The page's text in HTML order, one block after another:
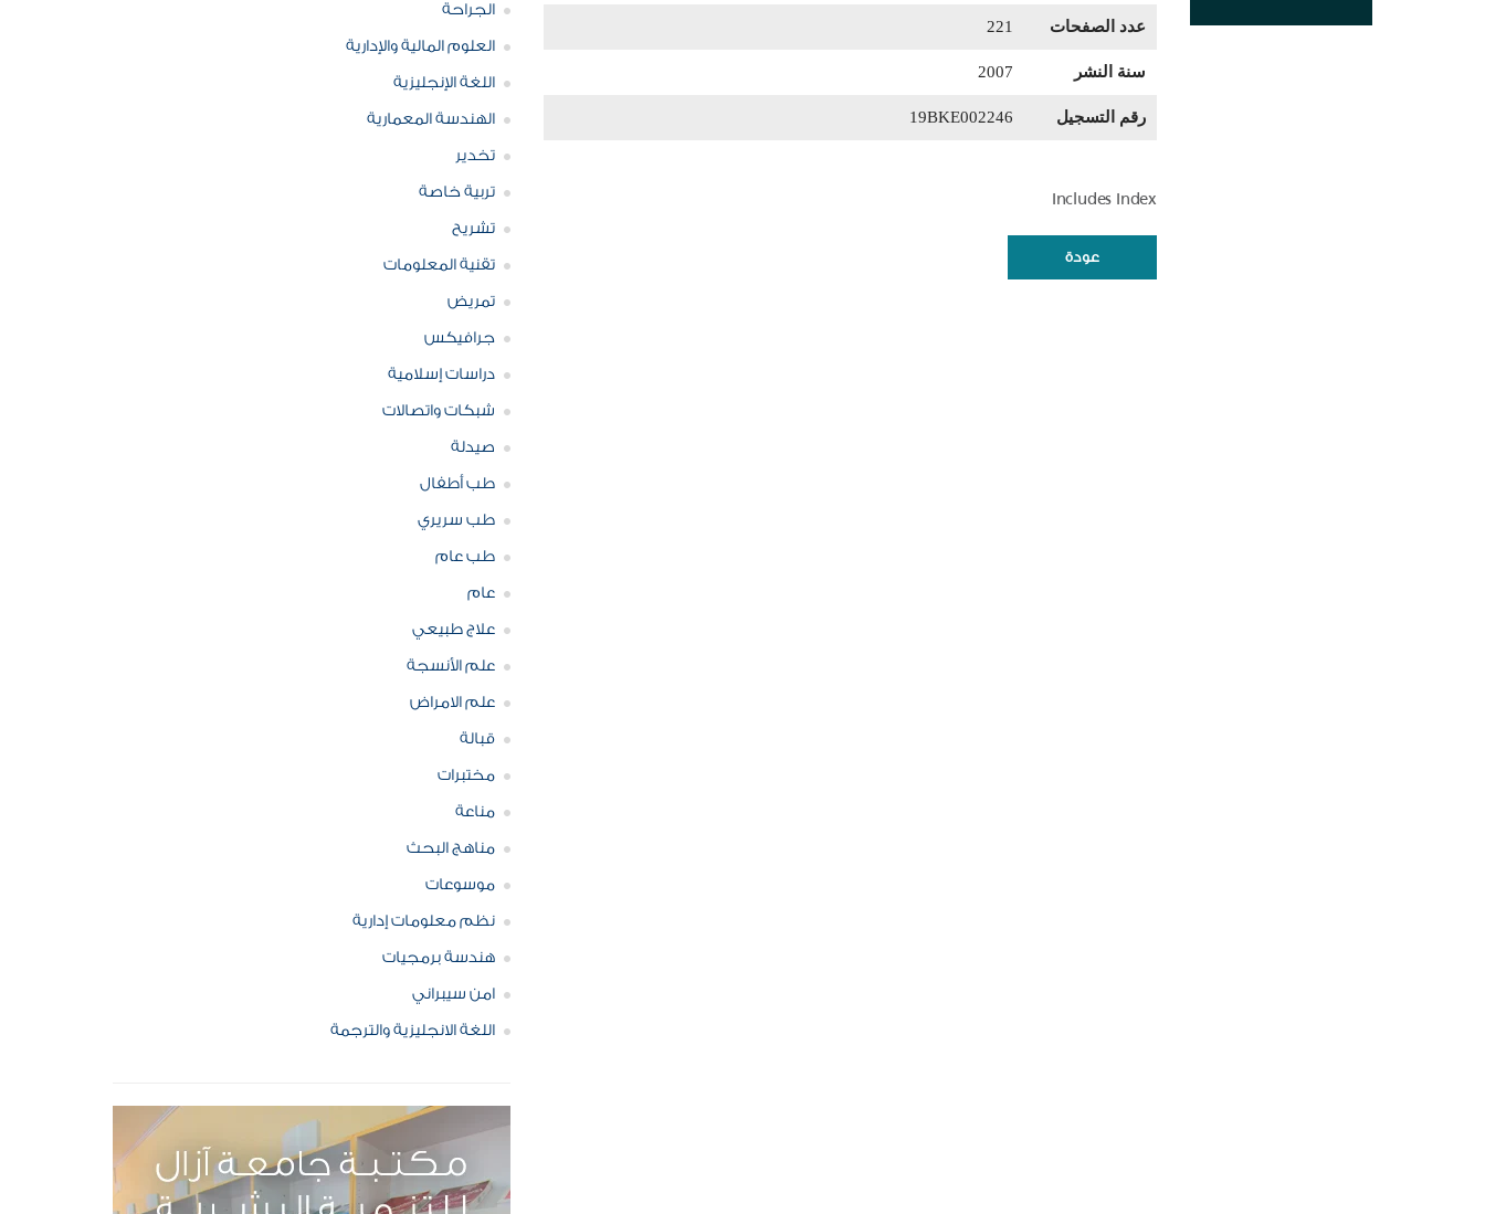
عدد الصفحات 221
سنة النشر 2007
رقم التسجيل 19BKE002246
Includes Index
عودة
الجراحة
العلوم المالية والإدارية
اللغة الإنجليزية
الهندسة المعمارية
تخدير
تربية خاصة
تشريح
تقنية المعلومات
تمريض
جرافيكس
دراسات إسلامية
شبكات واتصالات
صيدلة
طب أطفال
طب سريري
طب عام
عام
علاج طبيعي
علم الأنسجة
علم الامراض
قبالة
مختبرات
مناعة
مناهج البحث
موسوعات
نظم معلومات إدارية
هندسة برمجيات
امن سيبراني
اللغة الانجليزية والترجمة